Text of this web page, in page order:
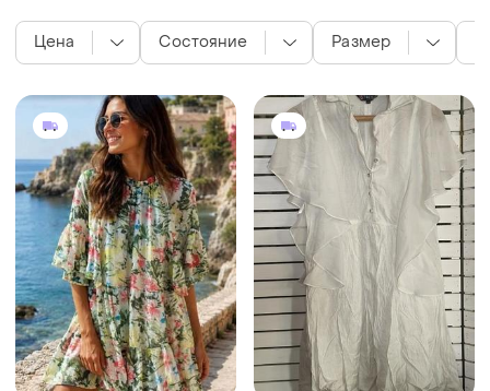
Цена Состояние Размер